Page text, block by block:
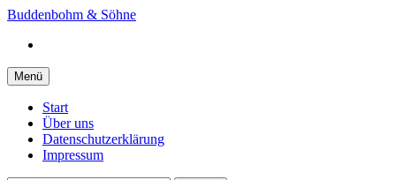
Springe
Inhalt
Buddenbohm & Söhne
Menü
Start
Über uns
Datenschutzerklärung
Impressum